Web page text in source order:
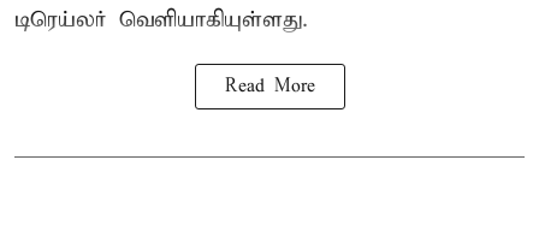
டிரெய்லர் வெளியாகியுள்ளது.
Read More